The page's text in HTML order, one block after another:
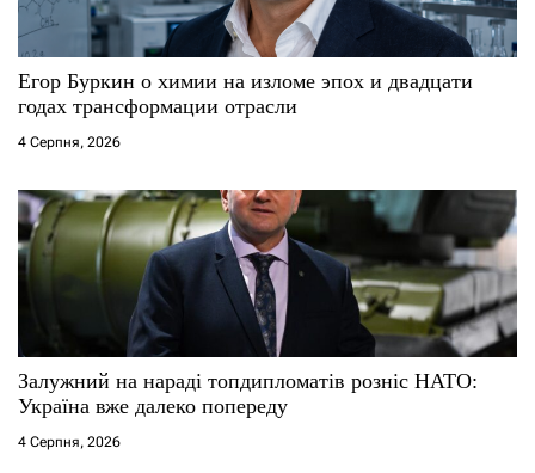
Егор Буркин о химии на изломе эпох и двадцати
годах трансформации отрасли
4 Серпня, 2026
Залужний на нараді топдипломатів розніс НАТО:
Україна вже далеко попереду
4 Серпня, 2026